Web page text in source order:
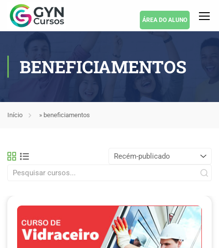
ÁREA DO ALUNO
BENEFICIAMENTOS
Início » beneficiamentos